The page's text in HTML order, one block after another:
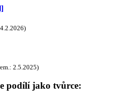
2.5.2025)
podílí jako tvůrce: